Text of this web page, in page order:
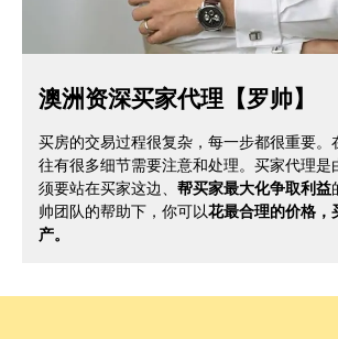
澳洲资深买家代理【罗帅】
买房的交易过程很复杂，每一步都很重要。
往有很多细节需要注意和处理。买家代理是
须要站在买家这边、 帮买家最大化争取利益
帅团队的帮助下，你可以花最合理的价格，
产。